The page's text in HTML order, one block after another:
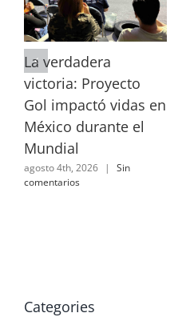
La verdadera
victoria: Proyecto
Gol impactó vidas en
México durante el
Mundial
agosto 4th, 2026 |
Sin
comentarios
Categories